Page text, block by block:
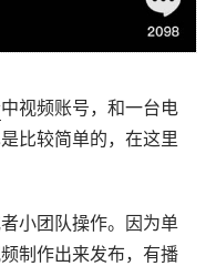
中视频账号，和一台电
比较简单的，在这里
小团队操作。因为单
制作出来发布，有播